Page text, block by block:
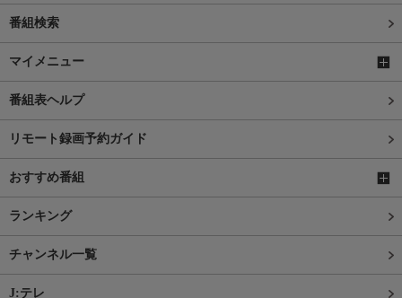
番組検索
マイメニュー
番組表ヘルプ
リモート録画予約ガイド
おすすめ番組
ランキング
チャンネル一覧
J:テレ